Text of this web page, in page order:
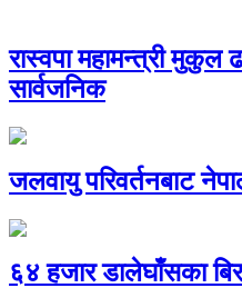
रास्वपा महामन्त्री मुकुल
सार्वजनिक
जलवायु परिवर्तनबाट
६४ हजार डालेघाँसका